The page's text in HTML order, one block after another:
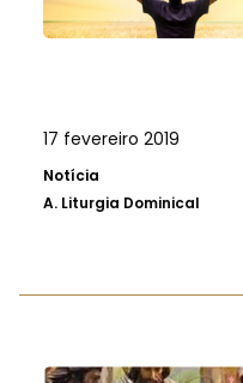
17 fevereiro 2019
Notícia
A. Liturgia Dominical